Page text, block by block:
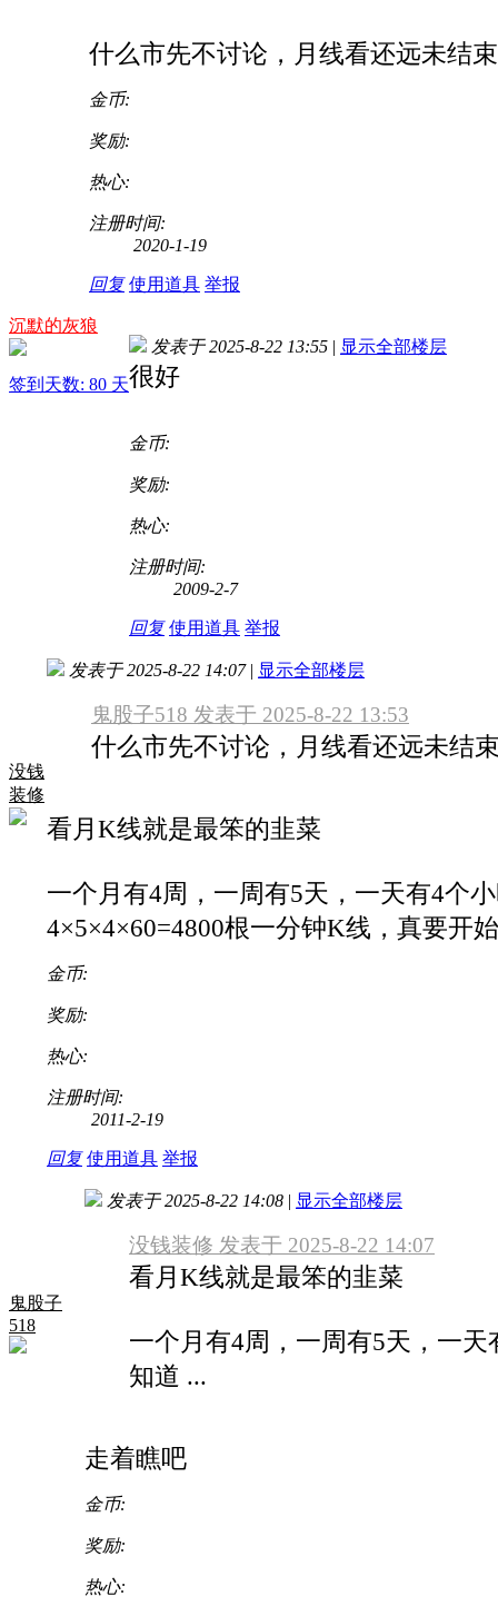
什么市先不讨论，月线看还远未结
金币:
奖励:
热心:
注册时间:
2020-1-19
回复 使用道具 举报
沉默的灰狼
签到天数: 80 天
发表于 2025-8-22 13:55 | 显示全部楼层
很好
金币:
奖励:
热心:
注册时间:
2009-2-7
回复 使用道具 举报
没钱
装修
发表于 2025-8-22 14:07 | 显示全部楼层
鬼股子518 发表于 2025-8-22 13:53
什么市先不讨论，月线看还远未结
看月K线就是最笨的韭菜
一个月有4周，一周有5天，一天有4个
4×5×4×60=4800根一分钟K线，真要开
金币:
奖励:
热心:
注册时间:
2011-2-19
回复 使用道具 举报
鬼股子
518
发表于 2025-8-22 14:08 | 显示全部楼层
没钱装修 发表于 2025-8-22 14:07
看月K线就是最笨的韭菜
一个月有4周，一周有5天，一
知道 ...
走着瞧吧
金币:
奖励:
热心: